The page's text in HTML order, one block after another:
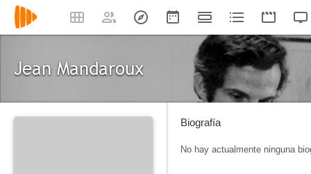
Jean Mandaroux
Biografía
No hay actualmente ninguna